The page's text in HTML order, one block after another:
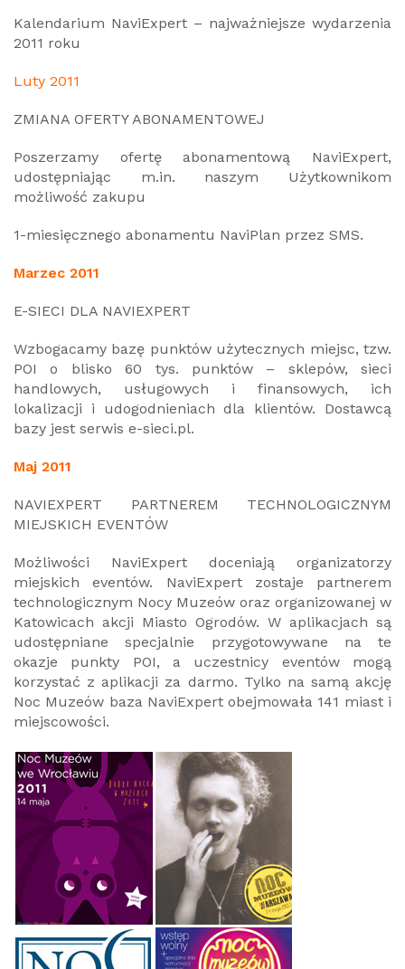
Kalendarium NaviExpert – najważniejsze wydarzenia
2011 roku
Luty 2011
ZMIANA OFERTY ABONAMENTOWEJ
Poszerzamy ofertę abonamentową NaviExpert,
udostępniając m.in. naszym Użytkownikom
możliwość zakupu
1-miesięcznego abonamentu NaviPlan przez SMS.
Marzec 2011
E-SIECI DLA NAVIEXPERT
Wzbogacamy bazę punktów użytecznych miejsc, tzw.
POI o blisko 60 tys. punktów – sklepów, sieci
handlowych, usługowych i finansowych, ich
lokalizacji i udogodnieniach dla klientów. Dostawcą
bazy jest serwis e-sieci.pl.
Maj 2011
NAVIEXPERT PARTNEREM TECHNOLOGICZNYM
MIEJSKICH EVENTÓW
Możliwości NaviExpert doceniają organizatorzy
miejskich eventów. NaviExpert zostaje partnerem
technologicznym Nocy Muzeów oraz organizowanej w
Katowicach akcji Miasto Ogrodów. W aplikacjach są
udostępniane specjalnie przygotowywane na te
okazje punkty POI, a uczestnicy eventów mogą
korzystać z aplikacji za darmo. Tylko na samą akcję
Noc Muzeów baza NaviExpert obejmowała 141 miast i
miejscowości.